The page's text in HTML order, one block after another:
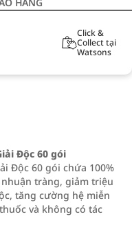
Click &
Collect tại
Watsons
Độc 60 gói
Độc 60 gói chứa 100%
tràng, giảm triệu
tăng cường hệ miễn
và không có tác